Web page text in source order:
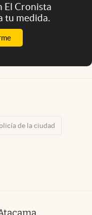
El Cronista
tu medida.
de la ciudad